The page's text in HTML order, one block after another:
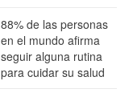
88% de las personas
en el mundo afirma
seguir alguna rutina
para cuidar su salud